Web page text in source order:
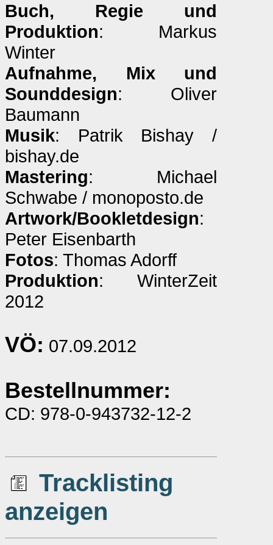
Buch, Regie und
Produktion: Markus
Winter
Aufnahme, Mix und
Sounddesign: Oliver
Baumann
Musik: Patrik Bishay /
bishay.de
Mastering: Michael
Schwabe / monoposto.de
Artwork/Bookletdesign:
Peter Eisenbarth
Fotos: Thomas Adorff
Produktion: WinterZeit
2012
VÖ: 07.09.2012
Bestellnummer:
CD: 978-0-943732-12-2
Tracklisting
anzeigen